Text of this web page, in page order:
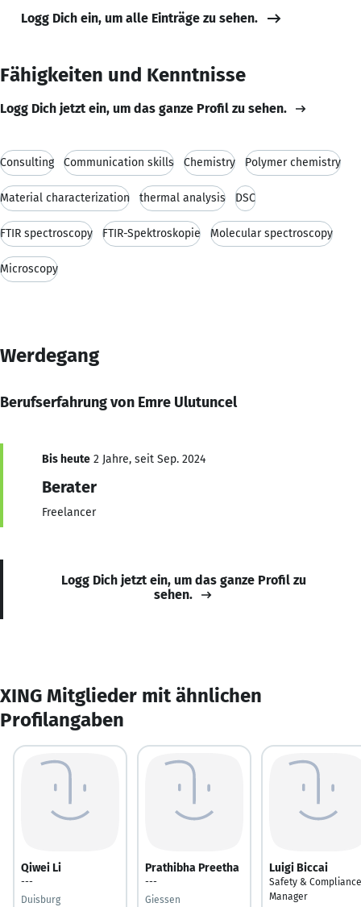
Logg Dich ein, um alle Einträge zu sehen.
Fähigkeiten und Kenntnisse
Logg Dich jetzt ein, um das ganze Profil zu sehen.
Consulting Communication skills Chemistry Polymer chemistry
Material characterization thermal analysis DSC
FTIR spectroscopy FTIR-Spektroskopie Molecular spectroscopy
Microscopy
Werdegang
Berufserfahrung von Emre Ulutuncel
Bis heute 2 Jahre, seit Sep. 2024
Berater
Freelancer
Logg Dich jetzt ein, um das ganze Profil zu
sehen.
XING Mitglieder mit ähnlichen
Profilangaben
Qiwei Li
---
Duisburg
Prathibha Preetha
---
Giessen
Luigi Biccai
Safety & Compliance
Manager